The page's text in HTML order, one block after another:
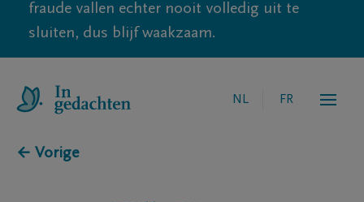
fraude vallen echter nooit volledig uit te
sluiten, dus blijf waakzaam.
NL FR
← Vorige